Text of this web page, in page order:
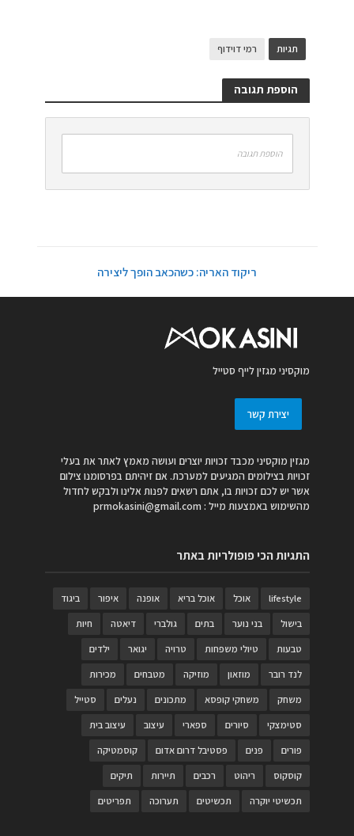
תגיות רמי דוידוף
הוספת תגובה
הוספת תגובה
ריקוד האריה: כשהכאב הופך ליצירה
מוקסיני מגזין לייף סטייל
יצירת קשר
מגזין מוקסיני מכבד זכויות יוצרים ועושה מאמץ לאתר את בעלי
זכויות בצילומים המגיעים למערכת. אם זיהיתם בפרסומנו צילום
אשר יש לכם זכויות בו, אתם רשאים לפנות אלינו ולבקש לחדול
מהשימוש באמצעות מייל : prmokasini@gmail.com
התגיות הכי פופולריות באתר
lifestyle אוכל אוכל בריא אופנה איפור
ביגוד
בישול
בני נוער בתים גולברי דיאטה
חיות
טבעות
טיולי משפחות טרויה יגואר
ילדים
לנד רובר
מוזאון מוזיקה מטבחים
מכירות
משחק
משחקי קופסא מתכונים נעלים
סטייל
סטימצקי
סיורים ספארי עיצוב
עיצוב בית
פורים
פנים פסטיבל דרום אדום
קוסמטיקה
קוסקוס
ריהוט רכבים תיירות
תיקים
תכשיטי יוקרה
תכשיטים תערוכה תפריטים